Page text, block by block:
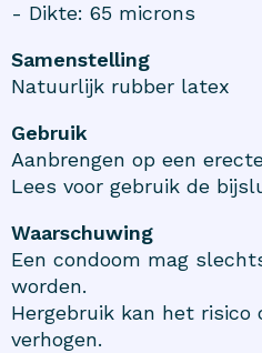
- Dikte: 65 microns
Samenstelling
Natuurlijk rubber latex
Gebruik
Aanbrengen op een
Lees voor gebruik de
Waarschuwing
Een condoom mag
worden.
Hergebruik kan het
verhogen.